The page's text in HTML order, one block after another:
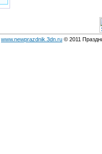
www.newprazdnik.3dn.ru © 2011